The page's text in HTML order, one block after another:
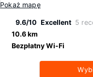
Pokaż mapę
9.6/10 Excellent 5
10.6 km
Bezpłatny Wi-Fi